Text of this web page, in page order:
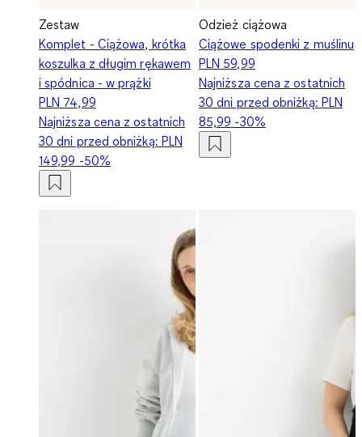
Zestaw
Komplet - Ciążowa, krótka
koszulka z długim rękawem
i spódnica - w prążki
PLN 74,99
Najniższa cena z ostatnich
30 dni przed obniżką: PLN
149,99 -50%
Odzież ciążowa
Ciążowe spodenki z muślinu
PLN 59,99
Najniższa cena z ostatnich
30 dni przed obniżką: PLN
85,99 -30%